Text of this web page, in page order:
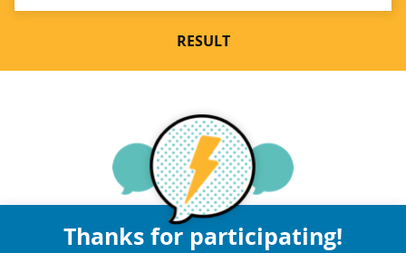
RESULT
Thanks for participating!